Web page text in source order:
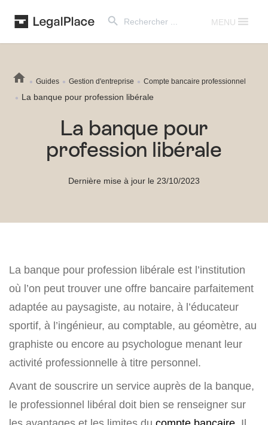
for:
MENU
Guides Gestion d'entreprise Compte bancaire professionnel
La banque pour profession libérale
La banque pour
profession libérale
Dernière mise à jour le 23/10/2023
La banque pour profession libérale est l’institution
où l’on peut trouver une offre bancaire parfaitement
adaptée au paysagiste, au notaire, à l’éducateur
sportif, à l’ingénieur, au comptable, au géomètre, au
graphiste ou encore au psychologue menant leur
activité professionnelle à titre personnel.
Avant de souscrire un service auprès de la banque,
le professionnel libéral doit bien se renseigner sur